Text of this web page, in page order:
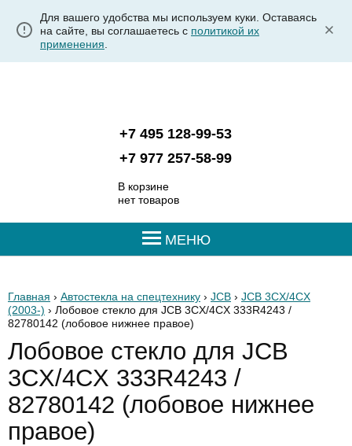
Для вашего удобства мы используем куки. Оставаясь
на сайте, вы соглашаетесь с политикой их
применения
+7 495 128-99-53
+7 977 257-58-99
В корзине
нет товаров
МЕНЮ
Главная › Автостекла на спецтехнику › JCB › JCB 3CX/4CX
(2003-) › Лобовое стекло для JCB 3CX/4CX 333R4243 /
82780142 (лобовое нижнее правое)
Лобовое стекло для JCB
3CX/4CX 333R4243 /
82780142 (лобовое нижнее
правое)